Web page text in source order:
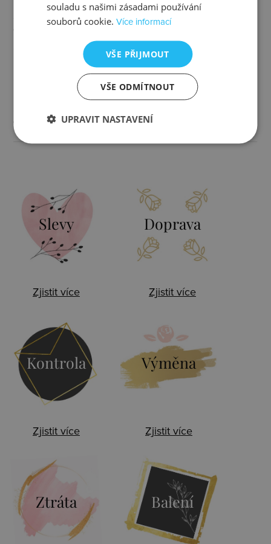
Určen pro ženy
zlatá, čirá, perleťová
15x21 mm
Váha 5,5 g
Slevy
Zjistit více
Doprava
Zjistit více
Kontrola
Zjistit více
Výměna
Zjistit více
Ztráta Balení
souladu s našimi zásadami používání
souborů cookie.Více informací
VŠE PŘIJMOUT
VŠE ODMÍTNOUT
UPRAVIT NASTAVENÍ